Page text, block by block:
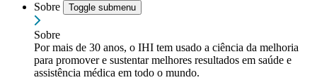
Sobre
Toggle submenu
Sobre
Por mais de 30 anos, o IHI tem usado a ciência da melhoria
para promover e sustentar melhores resultados em saúde e
assistência médica em todo o mundo.